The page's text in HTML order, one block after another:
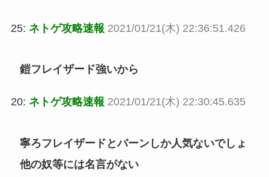
25: ネトゲ攻略速報 2021/01/21(木) 22:36:51.426
鎧フレイザード強いから
20: ネトゲ攻略速報 2021/01/21(木) 22:30:45.635
寧ろフレイザードとバーンしか人気ないでしょ
他の奴等には名言がない